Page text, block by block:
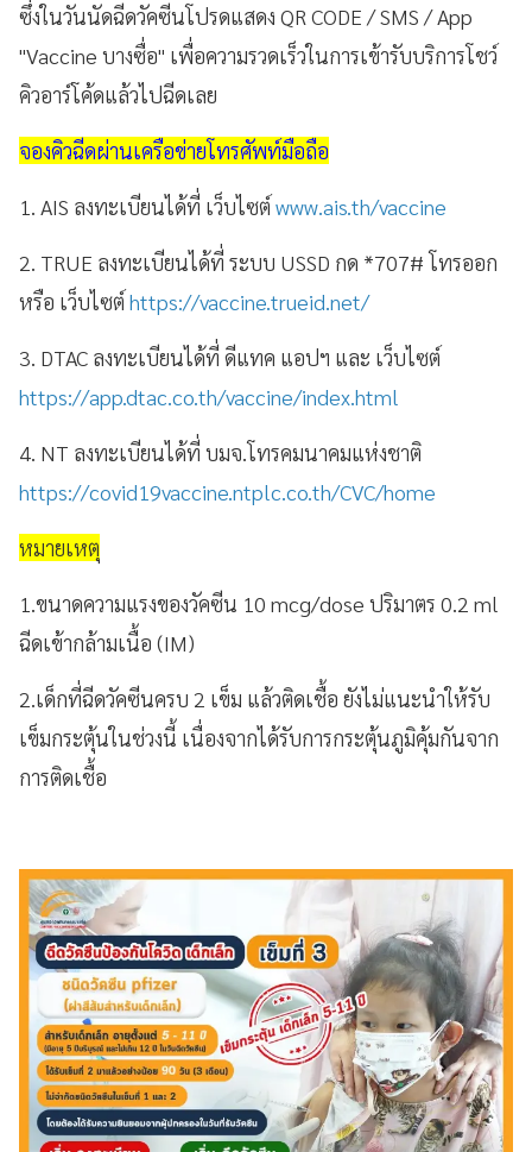
ซึ่งในวันนัดฉีดวัคซีนโปรดแสดง QR CODE / SMS / App
"Vaccine บางซื่อ" เพื่อความรวดเร็วในการเข้ารับบริการโชว์
คิวอาร์โค้ดแล้วไปฉีดเลย
จองคิวฉีดผ่านเครือข่ายโทรศัพท์มือถือ
1. AIS ลงทะเบียนได้ที่ เว็บไซต์ www.ais.th/vaccine
2. TRUE ลงทะเบียนได้ที่ ระบบ USSD กด *707# โทรออก
หรือ เว็บไซต์ https://vaccine.trueid.net/
3. DTAC ลงทะเบียนได้ที่ ดีแทค แอปฯ และ เว็บไซต์
https://app.dtac.co.th/vaccine/index.html
4. NT ลงทะเบียนได้ที่ บมจ.โทรคมนาคมแห่งชาติ
https://covid19vaccine.ntplc.co.th/CVC/home
หมายเหตุ
1.ขนาดความแรงของวัคซีน 10 mcg/dose ปริมาตร 0.2 ml
ฉีดเข้ากล้ามเนื้อ (IM)
2.เด็กที่ฉีดวัคซีนครบ 2 เข็ม แล้วติดเชื้อ ยังไม่แนะนำให้รับ
เข็มกระตุ้นในช่วงนี้ เนื่องจากได้รับการกระตุ้นภูมิคุ้มกันจาก
การติดเชื้อ